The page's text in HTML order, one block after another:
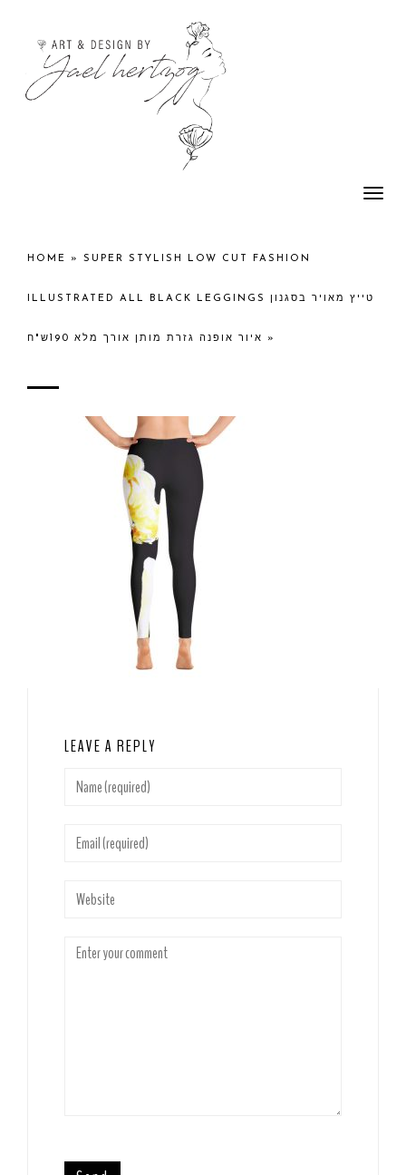
HOME » SUPER STYLISH LOW CUT FASHION
ILLUSTRATED ALL BLACK LEGGINGS טייץ מאויר בסגנון
איור אופנה גזרת מותן אורך מלא 190ש"ח »
LEAVE A REPLY